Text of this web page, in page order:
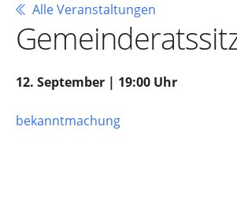
Alle Veranstaltungen
12. September | 19:00 Uhr
bekanntmachung